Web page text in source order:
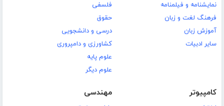
نمایشنامه و فیلمنامه
فرهنگ لغت و زبان
آموزش زبان
سایر ادبیات
فلسفی
حقوق
درسی و دانشجویی
کشاورزی و دامپروری
علوم پایه
علوم دیگر
کامپیوتر مهندسی